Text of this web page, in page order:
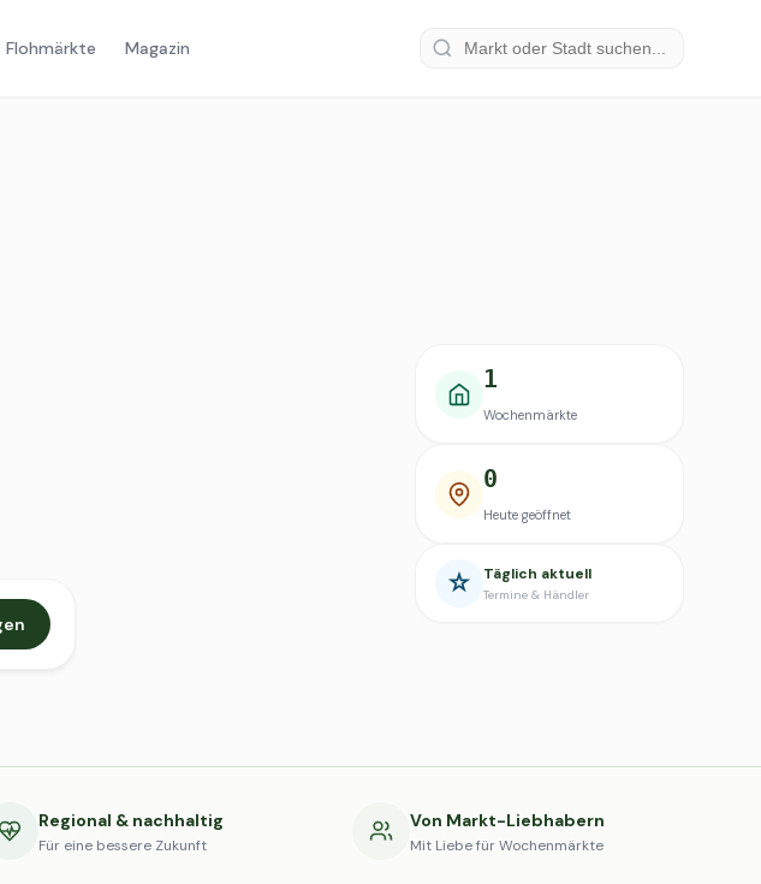
Flohmärkte Magazin
1
Wochenmärkte
0
Heute geöffnet
Täglich aktuell
Termine & Händler
Regional & nachhaltig
Für eine bessere Zukunft
Von Markt-Liebhabern
Mit Liebe für Wochenmärkte